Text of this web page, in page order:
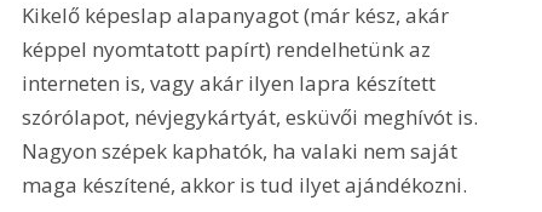
Kikelő képeslap alapanyagot (már kész, akár
képpel nyomtatott papírt) rendelhetünk az
interneten is, vagy akár ilyen lapra készített
szórólapot, névjegykártyát, esküvői meghívót is.
Nagyon szépek kaphatók, ha valaki nem saját
maga készítené, akkor is tud ilyet ajándékozni.